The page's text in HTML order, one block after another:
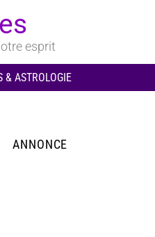
esprit
& ASTROLOGIE
ANNONCE